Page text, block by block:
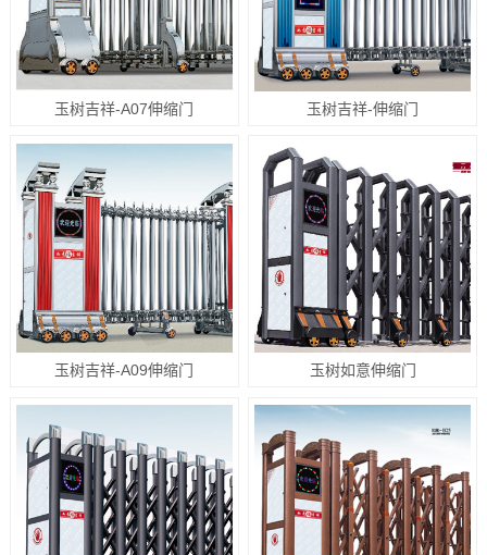
玉树吉祥-A07伸缩门 玉树吉祥-伸缩门
玉树吉祥-A09伸缩门 玉树如意伸缩门